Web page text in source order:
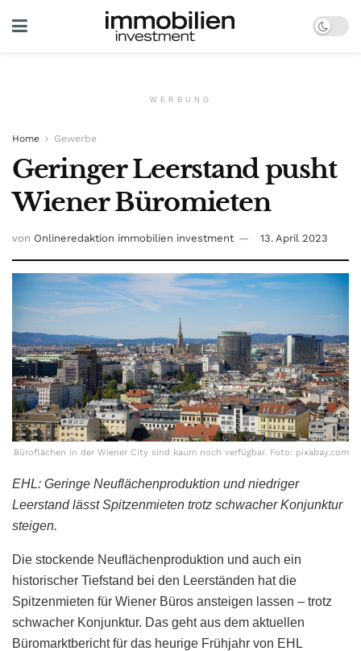
WERBUNG
Home Gewerbe
Geringer Leerstand pusht
Wiener Büromieten
von Onlineredaktion immobilien investment 13. April 2023
Büroflächen in der Wiener City sind kaum noch verfügbar. Foto: pixabay.com
EHL: Geringe Neuflächenproduktion und niedriger
Leerstand lässt Spitzenmieten trotz schwacher Konjunktur
steigen.
Die stockende Neuflächenproduktion und auch ein
historischer Tiefstand bei den Leerständen hat die
Spitzenmieten für Wiener Büros ansteigen lassen – trotz
schwacher Konjunktur. Das geht aus dem aktuellen
Büromarktbericht für das heurige Frühjahr von EHL